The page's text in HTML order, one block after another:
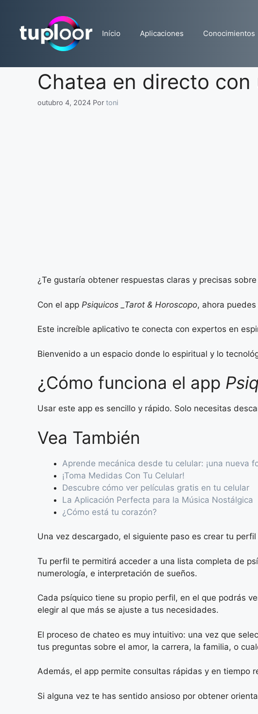
conteúdo
Início Aplicaciones Conocimientos
Chatea en directo
outubro 4, 2024 Por toni
¿Te gustaría obtener respuestas claras y precisas
Con el app Psiquicos _Tarot & Horoscopo, ahora
Este increíble aplicativo te conecta con expertos en
Bienvenido a un espacio donde lo espiritual y lo
¿Cómo funciona el app
Usar este app es sencillo y rápido. Solo necesitas
Vea También
Aprende mecánica desde tu celular: ¡una nueva
¡Toma Medidas Con Tu Celular!
Descubre cómo ver películas gratis en tu celular
La Aplicación Perfecta para la Música Nostálgica
¿Cómo está tu corazón?
Una vez descargado, el siguiente paso es crear tu
Tu perfil te permitirá acceder a una lista completa de
numerología, e interpretación de sueños.
Cada psíquico tiene su propio perfil, en el que podrás
elegir al que más se ajuste a tus necesidades.
El proceso de chateo es muy intuitivo: una vez que
tus preguntas sobre el amor, la carrera, la familia, o
Además, el app permite consultas rápidas y en tiempo
Si alguna vez te has sentido ansioso por obtener